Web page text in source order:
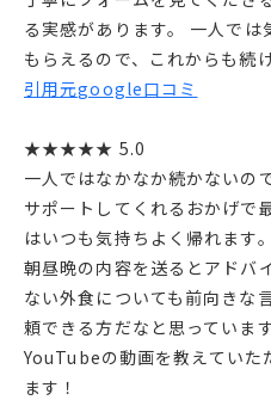
る実感があります。 一人では
もらえるので、これからも続
引用元google口コミ
★★★★★ 5.0
一人ではなかなか続かないの
サポートしてくれるおかげで
はいつも気持ちよく帰れます
朝昼晩の内容を送るとアドバ
ない外食についても前向きな
頼できる方だなと思っていま
YouTubeの動画を教えていた
ます！